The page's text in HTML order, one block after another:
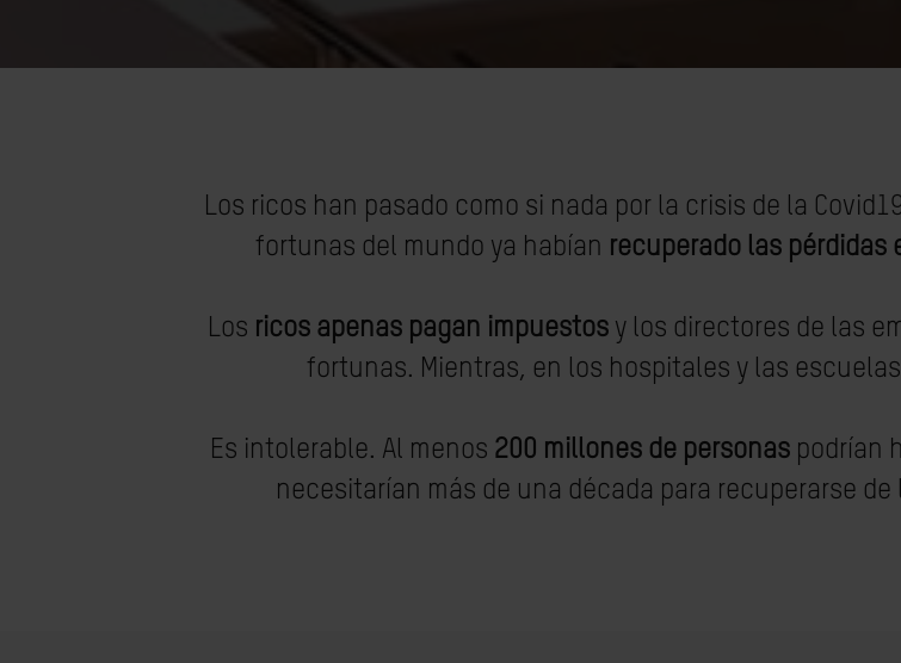
Los ricos han pasado como si nada por la crisis de la
fortunas del mundo ya habían recuperado las pérdidas
Los ricos apenas pagan impuestosy los directores de las
fortunas. Mientras, en los hospitales y las
Es intolerable. Al menos 200 millones de personas podrían
necesitarían más de una década para recuperarse